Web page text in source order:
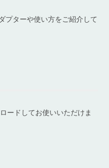
プターや使い方をご紹介して
ードしてお使いいただけま